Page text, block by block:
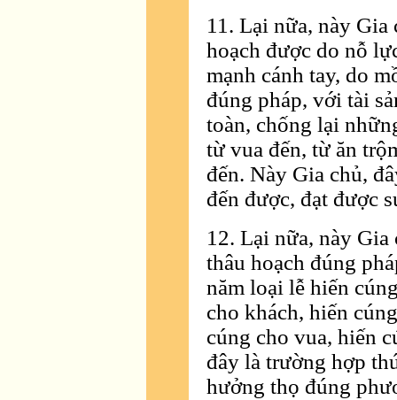
11. Lại nữa, này Gia
hoạch được do nỗ
mạnh cánh tay, do
đúng pháp, với tài
toàn, chống lại
từ vua đến, từ ăn
đến. Này Gia chủ,
đến được, đạt được
12. Lại nữa, này
thâu hoạch đúng
năm loại lễ hiến
cho khách, hiến
cúng cho vua, hiến
đây là trường hợp
hưởng thọ đúng